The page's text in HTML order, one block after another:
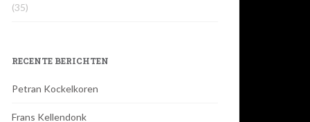
(35)
RECENTE BERICHTEN
Petran Kockelkoren
Frans Kellendonk